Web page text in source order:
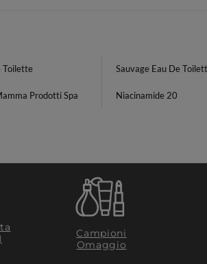
Toilette Sauvage Eau De
Prodotti Spa
Niacinamide 20
Campioni
Omaggio